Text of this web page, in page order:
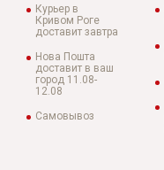
Курьер в
Кривом Роге
доставит завтра
Нова Пошта
доставит в ваш
город 11.08-
12.08
Самовывоз